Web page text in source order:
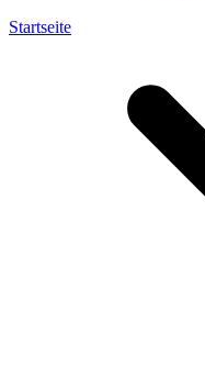
Startseite